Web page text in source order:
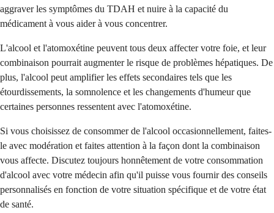
aggraver les symptômes du TDAH et nuire à la capacité du
médicament à vous aider à vous concentrer.
L'alcool et l'atomoxétine peuvent tous deux affecter votre foie, et leur
combinaison pourrait augmenter le risque de problèmes hépatiques. De
plus, l'alcool peut amplifier les effets secondaires tels que les
étourdissements, la somnolence et les changements d'humeur que
certaines personnes ressentent avec l'atomoxétine.
Si vous choisissez de consommer de l'alcool occasionnellement, faites-
le avec modération et faites attention à la façon dont la combinaison
vous affecte. Discutez toujours honnêtement de votre consommation
d'alcool avec votre médecin afin qu'il puisse vous fournir des conseils
personnalisés en fonction de votre situation spécifique et de votre état
de santé.